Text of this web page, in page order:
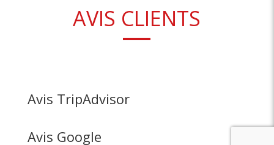
AVIS CLIENTS
Avis TripAdvisor
Avis Google